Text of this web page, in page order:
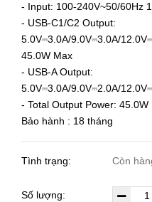
- Input: 100-240V~50/60Hz
- USB-C1/C2 Output:
5.0V⎓3.0A/9.0V⎓3.0A/
45.0W Max
- USB-A Output:
5.0V⎓3.0A/9.0V⎓2.0A/
- Total Output Power: 45.0W
Bảo hành : 18 tháng
Tình trạng: Còn
Số lượng: